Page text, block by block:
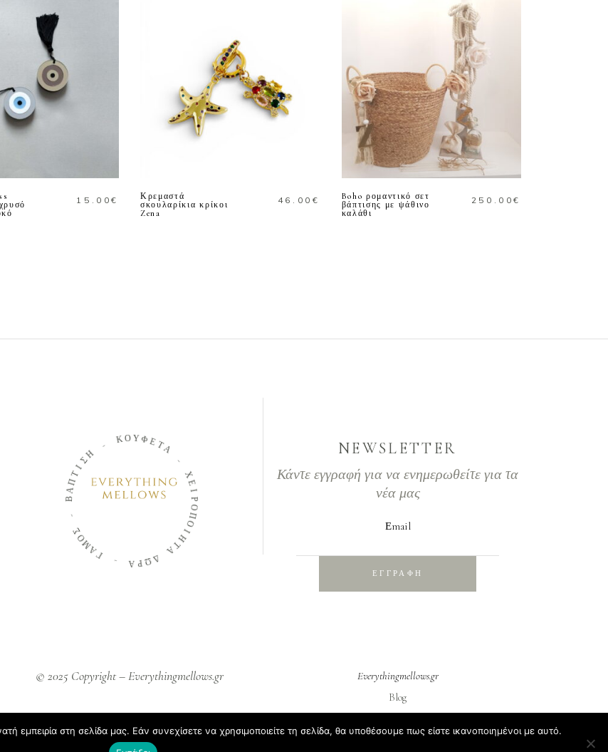
15.00€
Κρεμαστά
σκουλαρίκια κρίκοι
Zena
46.00 €
ΠΡΟΣΘΗΚΗ ΣΤΟ
ΚΑΛΑΘΙ
Boho ρομαντικό σετ
βάπτισης με ψάθινο
καλάθι
250.00€
Γ
Α
Μ
Ο
Β
Α
Π
Τ
Ι
Σ Η
- ΚΟΥΦΕΤ Α
-
Χ
Ρ
Ο
Π
Ο
Ι
Η
Τ
Α
Δ
Ω
Ρ
Α
-
NEWSLETTER
Κάντε εγγραφή για να ενημερωθείτε για τα
νέα μας
Εmail
ΕΓΓΡΑΦΗ
© 2025 Copyright – Everythingmellows.gr
Everythingmellows.gr
Blog
Συχνές ερωτήσεις
εμπειρία στη σελίδα μας. Εάν συνεχίσετε να χρησιμοποιείτε τη σελίδα, θα υποθέσουμε πως είστε ικανοποιημένοι με αυτό.